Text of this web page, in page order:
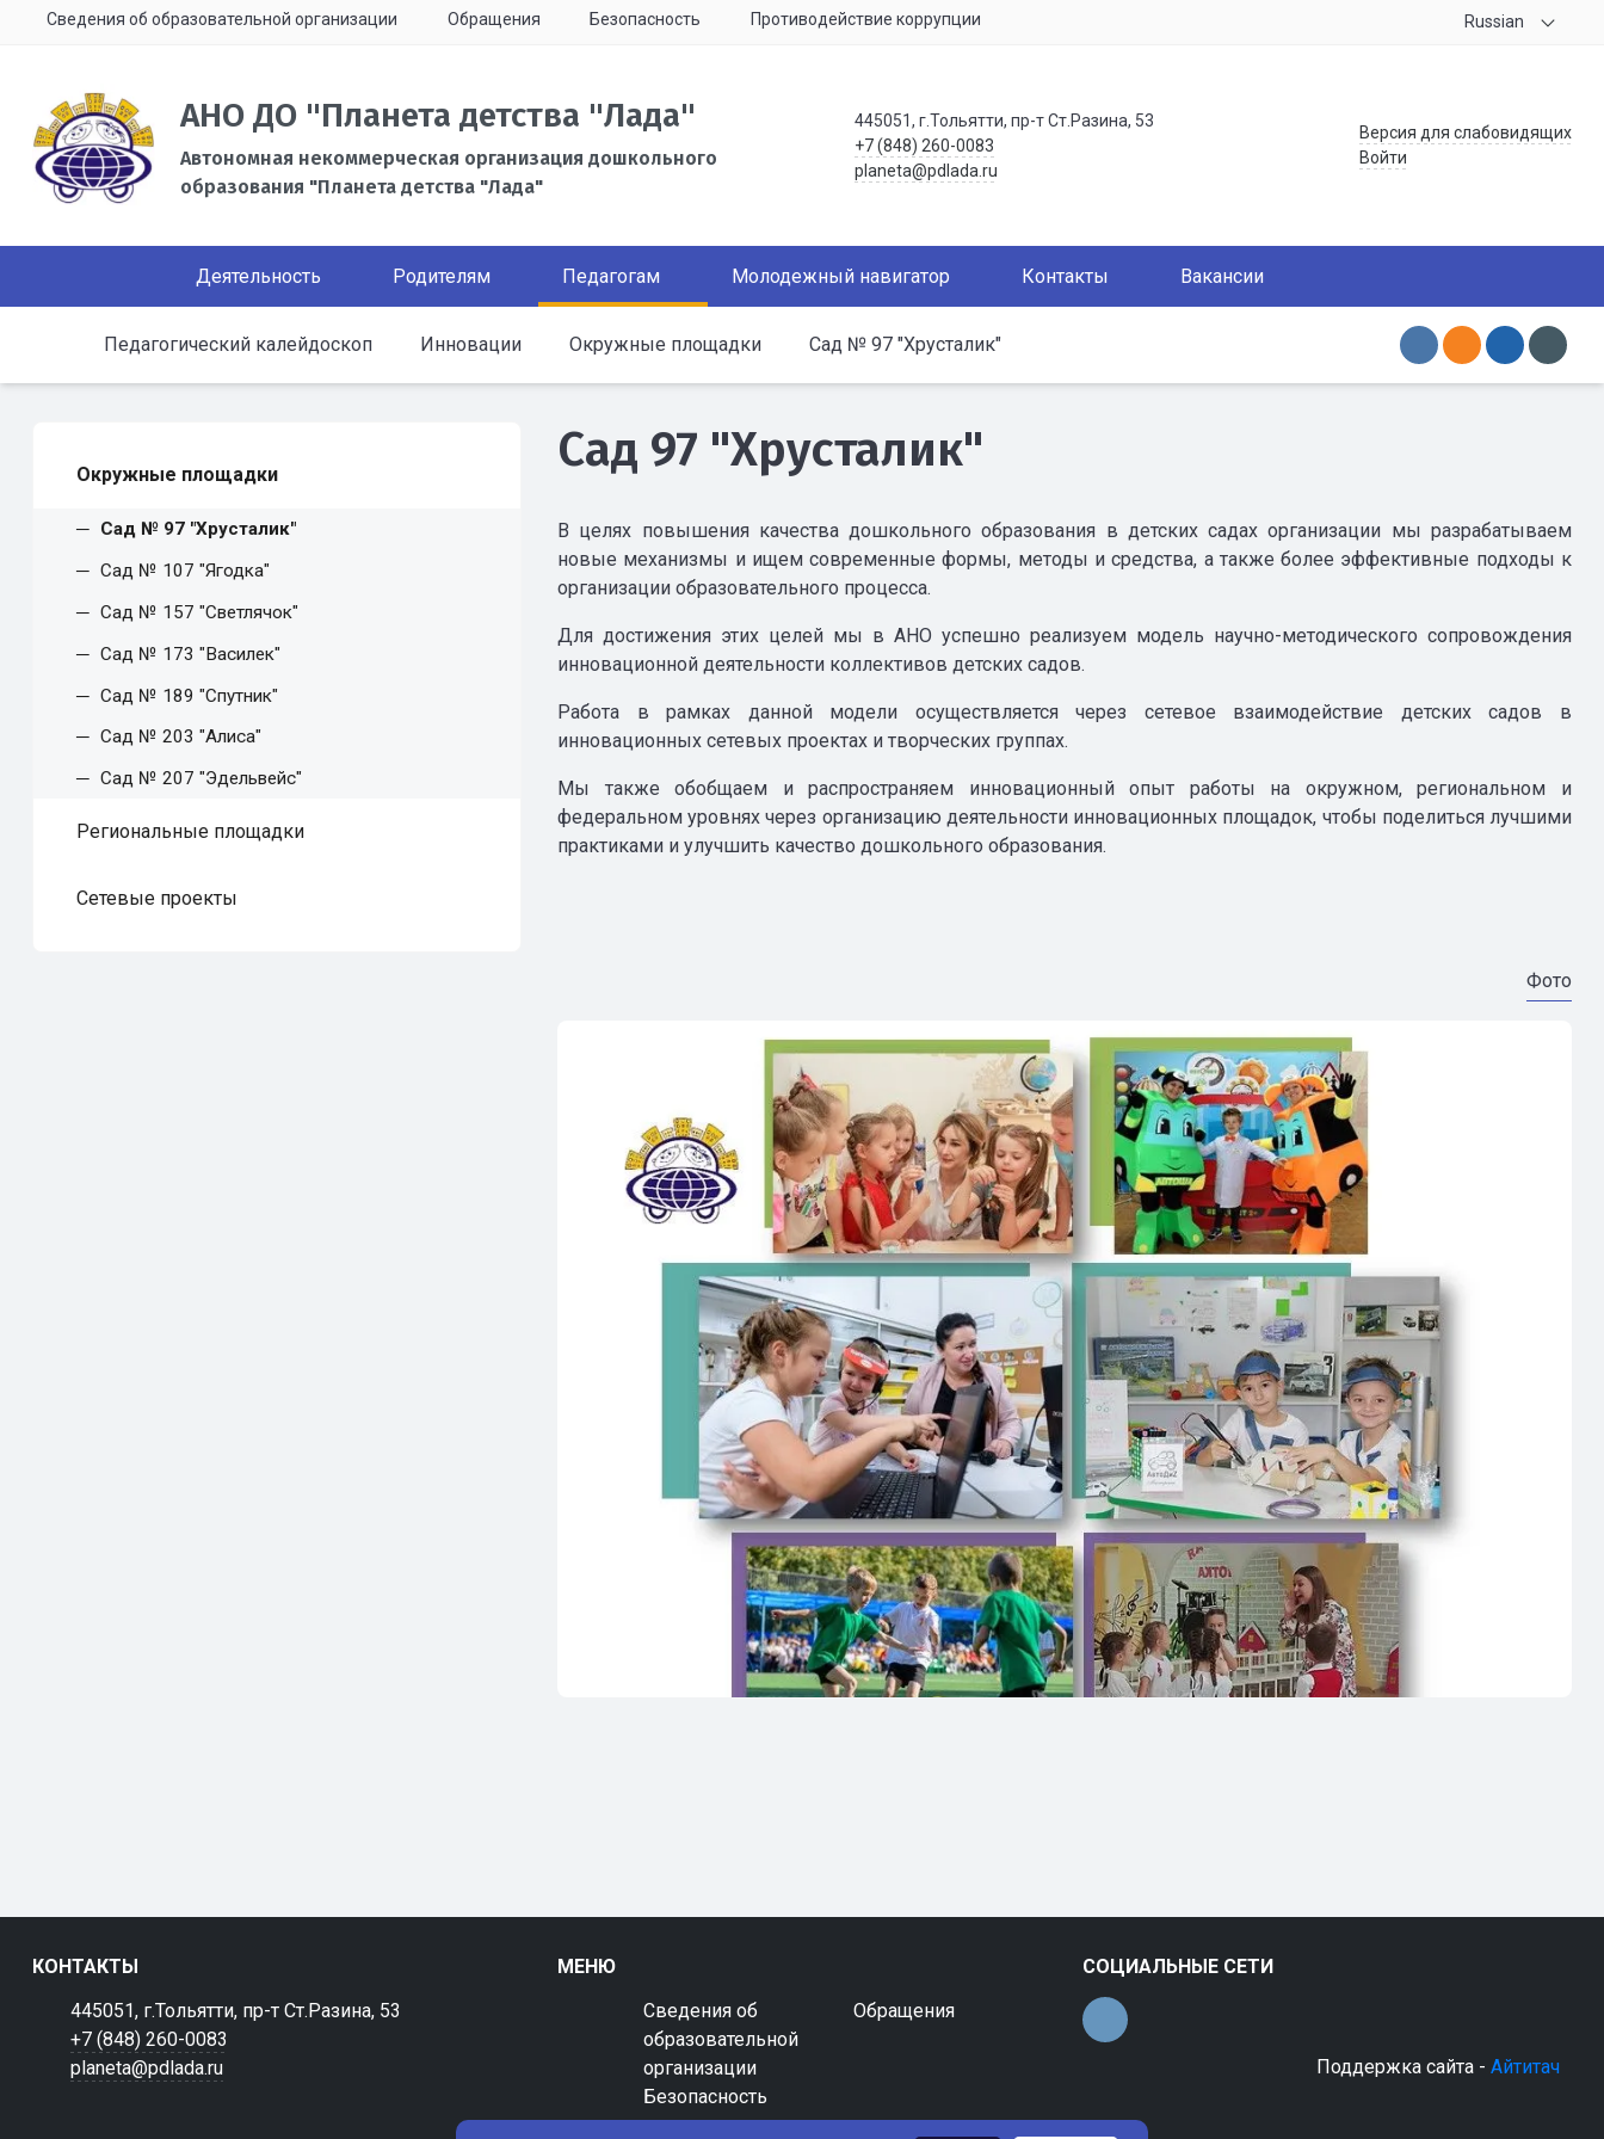
Сведения об образовательной организации Обращения Безопасность Противодействие коррупции Russian
АНО ДО "Планета детства "Лада"
Автономная некоммерческая организация дошкольного
образования "Планета детства "Лада"
445051, г.Тольятти, пр-т Ст.Разина, 53
+7 (848) 260-0083
planeta@pdlada.ru
Версия для слабовидящих
Войти
Деятельность Родителям Педагогам Молодежный навигатор Контакты Вакансии
Педагогический калейдоскоп Инновации Окружные площадки Сад № 97 "Хрусталик"
Окружные площадки
Сад № 97 "Хрусталик"
Сад № 107 "Ягодка"
Сад № 157 "Светлячок"
Сад № 173 "Василек"
Сад № 189 "Спутник"
Сад № 203 "Алиса"
Сад № 207 "Эдельвейс"
Региональные площадки
Сетевые проекты
Сад 97 "Хрусталик"
В целях повышения качества дошкольного образования в детских садах организации мы разрабатываем
новые механизмы и ищем современные формы, методы и средства, а также более эффективные подходы к
организации образовательного процесса.
Для достижения этих целей мы в АНО успешно реализуем модель научно-методического сопровождения
инновационной деятельности коллективов детских садов.
Работа в рамках данной модели осуществляется через сетевое взаимодействие детских садов в
инновационных сетевых проектах и творческих группах.
Мы также обобщаем и распространяем инновационный опыт работы на окружном, региональном и
федеральном уровнях через организацию деятельности инновационных площадок, чтобы поделиться лучшими
практиками и улучшить качество дошкольного образования.
Фото
КОНТАКТЫ
445051, г.Тольятти, пр-т Ст.Разина, 53
+7 (848) 260-0083
planeta@pdlada.ru
МЕНЮ
Сведения об
образовательной
организации
Обращения
Безопасность
СОЦИАЛЬНЫЕ СЕТИ
Поддержка сайта - Айтитач